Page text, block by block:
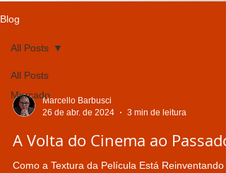
Blog
All Posts
Mercado
All Posts
Marcello Barbusci
26 de abr. de 2024
3 min de leitura
A Volta do Cinema ao Passado
Como a Textura da Película Está Reinventando a